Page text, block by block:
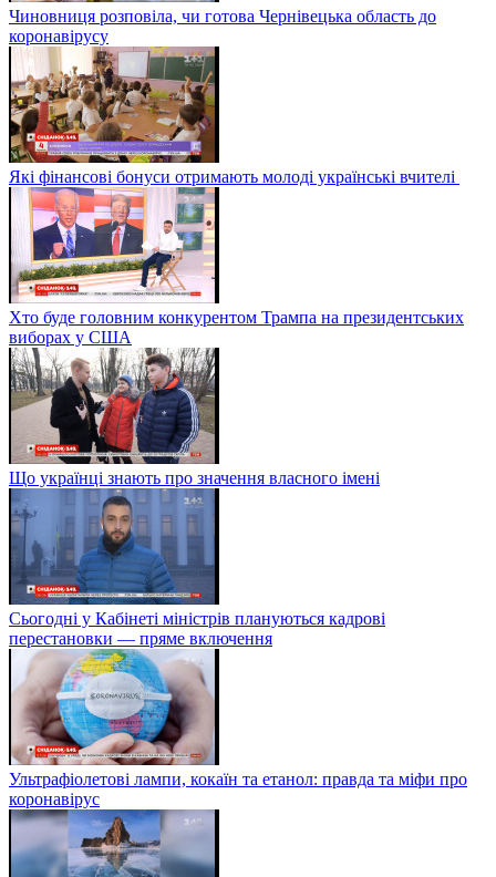
Чиновниця розповіла, чи готова Чернівецька область до
коронавірусу
Які фінансові бонуси отримають молоді українські вчителі
Хто буде головним конкурентом Трампа на президентських
виборах у США
Що українці знають про значення власного імені
Сьогодні у Кабінеті міністрів плануються кадрові
перестановки — пряме включення
Ультрафіолетові лампи, кокаїн та етанол: правда та міфи про
коронавірус